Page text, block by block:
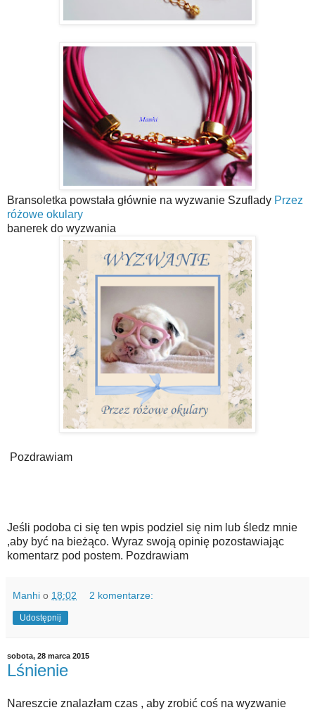
Bransoletka powstała głównie na wyzwanie Szuflady Przez
różowe okulary
banerek do wyzwania
Pozdrawiam
Jeśli podoba ci się ten wpis podziel się nim lub śledz mnie
,aby być na bieżąco. Wyraz swoją opinię pozostawiając
komentarz pod postem. Pozdrawiam
Manhi o 18:02 2 komentarze:
Udostępnij
sobota, 28 marca 2015
Lśnienie
Nareszcie znalazłam czas , aby zrobić coś na wyzwanie